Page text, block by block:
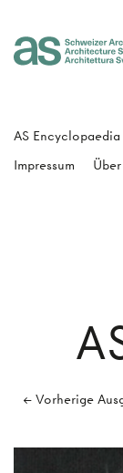
← Vorherige
AS Encyclopaedia
Impressum
Über